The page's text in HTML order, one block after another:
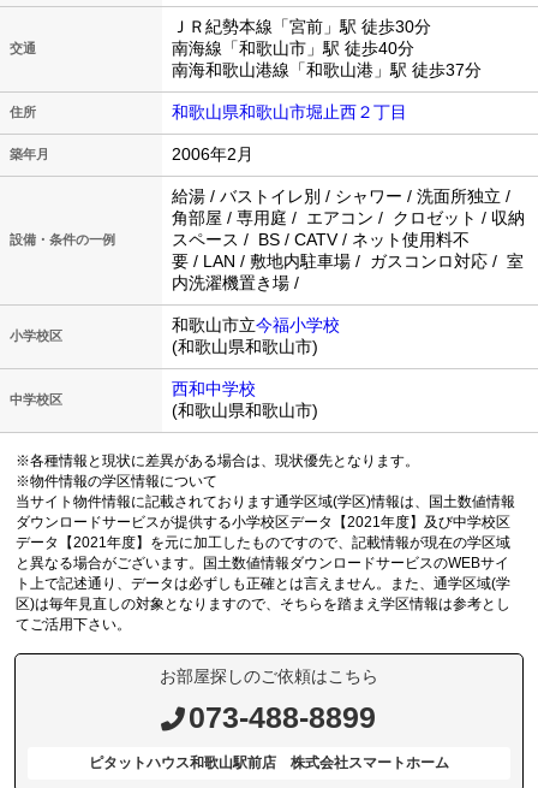
交通
ＪＲ紀勢本線「宮前」駅 徒歩30分
南海線「和歌山市」駅 徒歩40分
南海和歌山港線「和歌山港」駅 徒歩37分
住所 和歌山県和歌山市堀止西２丁目
築年月 2006年2月
設備・条件の一例
給湯 / バストイレ別 / シャワー / 洗面所独立 /
角部屋 / 専用庭 / エアコン / クロゼット / 収納
スペース / BS / CATV / ネット使用料不
要 / LAN / 敷地内駐車場 / ガスコンロ対応 / 室
内洗濯機置き場 /
小学校区
和歌山市立今福小学校
(和歌山県和歌山市)
中学校区
西和中学校
(和歌山県和歌山市)
※各種情報と現状に差異がある場合は、現状優先となります。
※物件情報の学区情報について
当サイト物件情報に記載されております通学区域(学区)情報は、国土数値情報
ダウンロードサービスが提供する小学校区データ【2021年度】及び中学校区
データ【2021年度】を元に加工したものですので、記載情報が現在の学区域
と異なる場合がございます。国土数値情報ダウンロードサービスのWEBサイ
ト上で記述通り、データは必ずしも正確とは言えません。また、通学区域(学
区)は毎年見直しの対象となりますので、そちらを踏まえ学区情報は参考とし
てご活用下さい。
お部屋探しのご依頼はこちら
073-488-8899
ピタットハウス和歌山駅前店 株式会社スマートホーム